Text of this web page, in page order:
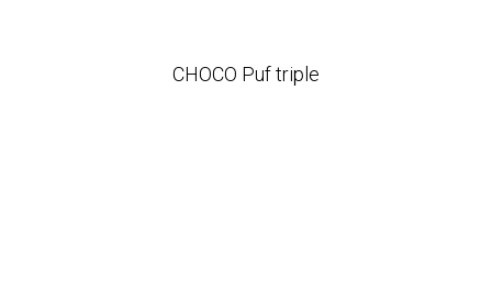
CHOCO Puf triple